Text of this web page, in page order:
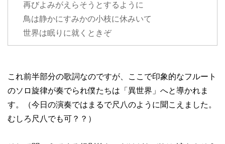
再びよみがえらそうとするように
鳥は静かにすみかの小枝に休みいて
世界は眠りに就くときぞ
これ前半部分の歌詞なのですが、ここで印象的なフルート
のソロ旋律が奏でられ僕たちは「異世界」へと導かれま
す。（今日の演奏ではまるで尺八のように聞こえました。
むしろ尺八でも可？？）